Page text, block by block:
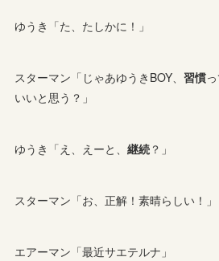
ゆうき「た、たしかに！」
スターマン「じゃあゆうきBOY、習慣
いいと思う？」
ゆうき「え、えーと、継続 ？」
スターマン「お、正解！素晴らしい！」
エアーマン「最近サエテルナ」